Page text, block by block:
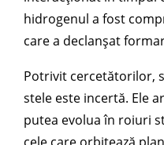
hidrogenul a fost
care a declanșat
Potrivit cercetătorilor,
stele este incertă. Ele
putea evolua în roiuri